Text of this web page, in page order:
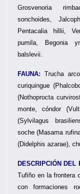
Grosvenoria
sonchoides,
Pentacalia hillii,
pumila, Begonia
balslevii.
FAUNA: Trucha
curiquingue
(Nothoprocta
monte, cóndor
(Sylvilagus
soche (Masama
(Didelphis azarae),
DESCRIPCIÓN DEL
Tufiño en la frontera
con formaciones